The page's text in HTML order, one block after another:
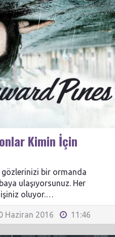
Kimin İçin
gözlerinizi bir ormanda
ulaşıyorsunuz. Her
işiniz oluyor.…
Haziran 2016 11:46